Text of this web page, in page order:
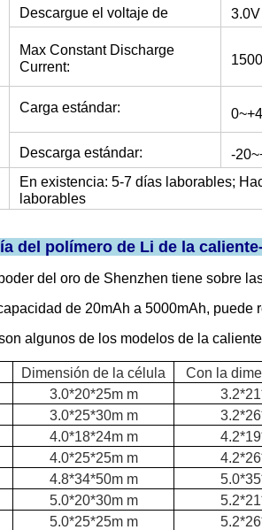
Descargue el voltaje de
atajo:
3.0V
Max Constant Discharge
Current:
Carga estándar:
Descarga estándar:
-
En existencia: 5-7 días laborables;
laborables
del polímero de Li de la
del oro de Shenzhen tiene sobre
de 20mAh a 5000mAh, puede
algunos de los modelos de la
Dimensión de la célula Con la
3.0*20*25m m
3.0*25*30m m
4.0*18*24m m
4.0*25*25m m
4.8*34*50m m
5.0*20*30m m
5.0*25*25m m